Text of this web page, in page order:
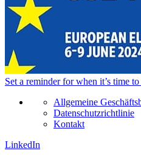
Set a reminderfor when it’s time
Allgemeine
Datenschutzrichtlinie
Kontakt
LinkedIn